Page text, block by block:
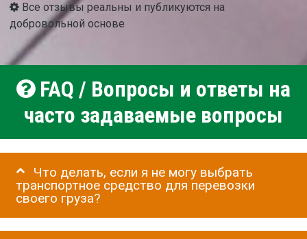
Все отзывы реальны и публикуются на
добровольной основе
FAQ / Вопросы и ответы на
часто задаваемые вопросы
Что делать, если я не могу выбрать
транспортное средство для перевозки
своего груза?